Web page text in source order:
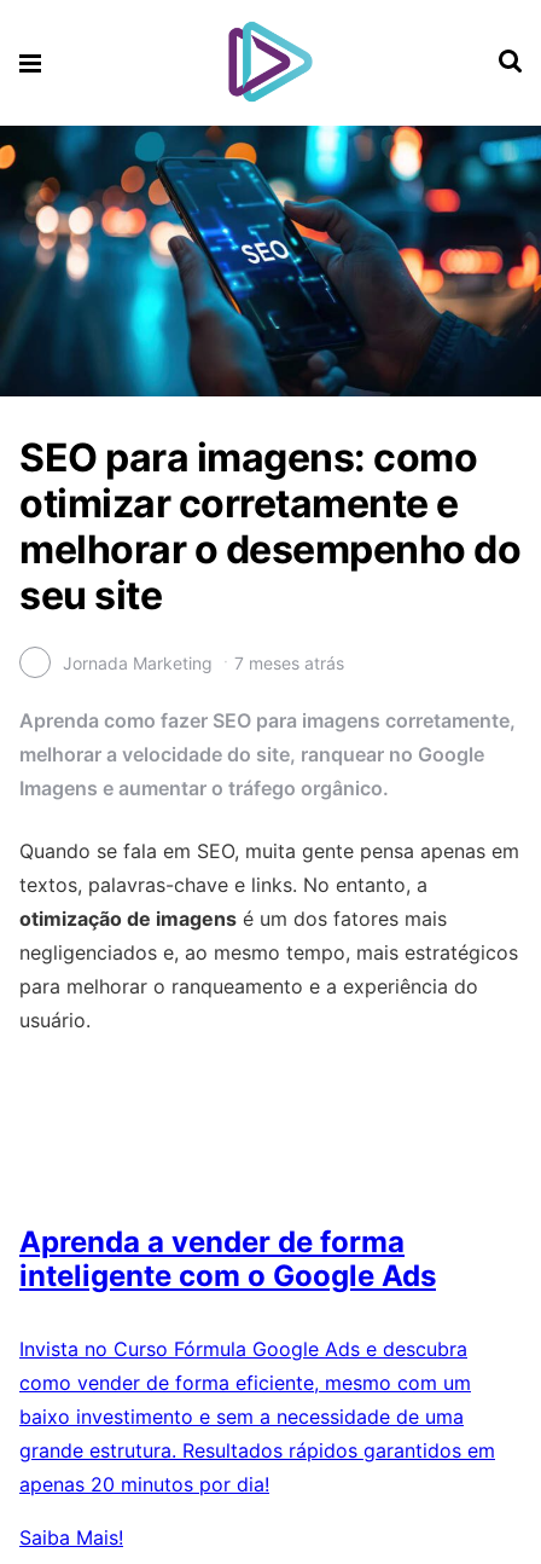
SEO para imagens: como
otimizar corretamente e
melhorar o desempenho do
seu site
Jornada Marketing 7 meses atrás
Aprenda como fazer SEO para imagens corretamente,
melhorar a velocidade do site, ranquear no Google
Imagens e aumentar o tráfego orgânico.
Quando se fala em SEO, muita gente pensa apenas em
textos, palavras-chave e links. No entanto, a
otimização de imagens é um dos fatores mais
negligenciados e, ao mesmo tempo, mais estratégicos
para melhorar o ranqueamento e a experiência do
usuário.
Aprenda a vender de forma
inteligente com o Google Ads
Invista no Curso Fórmula Google Ads e descubra
como vender de forma eficiente, mesmo com um
baixo investimento e sem a necessidade de uma
grande estrutura. Resultados rápidos garantidos em
apenas 20 minutos por dia!
Saiba Mais!